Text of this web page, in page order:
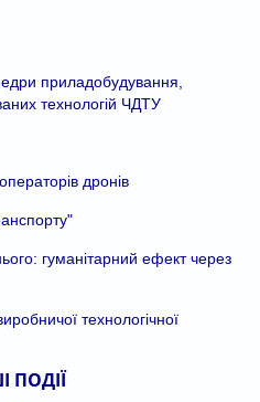
приладобудування,
технологій ЧДТУ
дронів
гуманітарний ефект через
технологічної
ПОДІЇ